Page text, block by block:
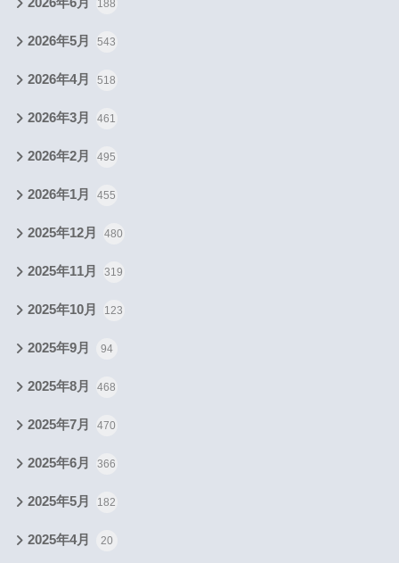
188
2026年5月 543
2026年4月 518
2026年3月 461
2026年2月 495
2026年1月 455
2025年12月 480
2025年11月 319
2025年10月 123
2025年9月 94
2025年8月 468
2025年7月 470
2025年6月 366
2025年5月 182
2025年4月 20